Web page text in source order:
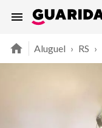
Aluguel › RS ›